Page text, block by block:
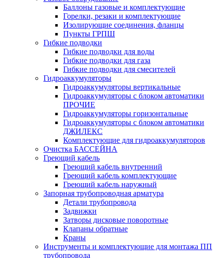
Баллоны газовые и комплектующие
Горелки, резаки и комплектующие
Изолирующие соединения, фланцы
Пункты ГРПШ
Гибкие подводки
Гибкие подводки для воды
Гибкие подводки для газа
Гибкие подводки для смесителей
Гидроаккумуляторы
Гидроаккумуляторы вертикальные
Гидроаккумуляторы с блоком автоматики
ПРОЧИЕ
Гидроаккумуляторы горизонтальные
Гидроаккумуляторы с блоком автоматики
ДЖИЛЕКС
Комплектующие для гидроаккумуляторов
Очистка БАССЕЙНА
Греющий кабель
Греющий кабель внутренний
Греющий кабель комплектующие
Греющий кабель наружный
Запорная трубопроводная арматура
Детали трубопровода
Задвижки
Затворы дисковые поворотные
Клапаны обратные
Краны
Инструменты и комплектующие для монтажа ПП
трубопровода